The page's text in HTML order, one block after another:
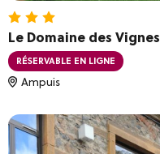
Le Domaine des Vignes
RÉSERVABLE EN LIGNE
Ampuis